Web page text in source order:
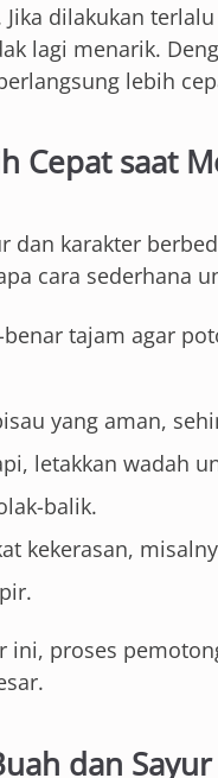
dilakukan
lagi menarik.
lebih
Cepat saat
dan karakter
cara sederhana
tajam agar
yang aman,
letakkan wadah
balik.
kekerasan,
ini, proses
dan Sayur